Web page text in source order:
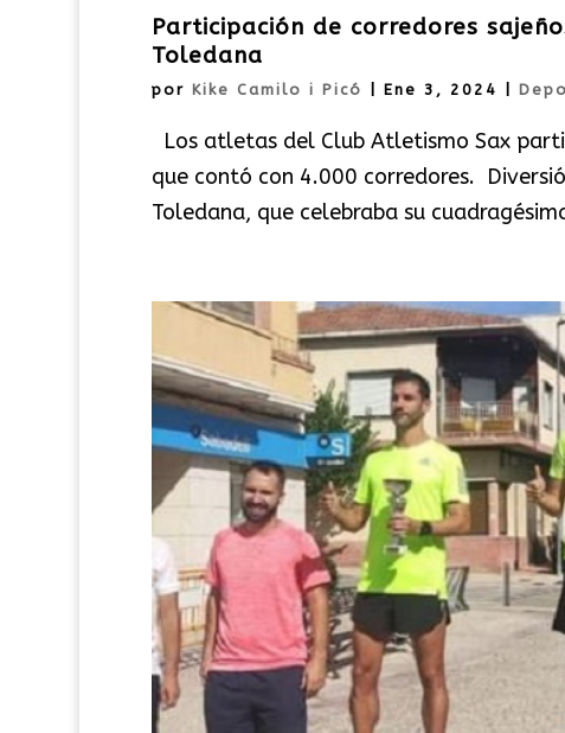
Participación de corredores
Toledana
por Kike Camilo i Picó Ene 3, 2024
Los atletas del Club Atletismo Sax
que contó con 4.000 corredores.
Toledana, que celebraba su